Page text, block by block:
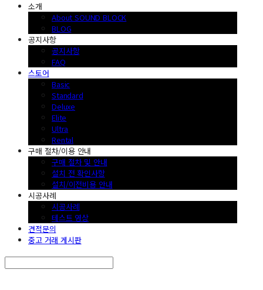
소개
About SOUND BLOCK
BLOG
공지사항
공지사항
FAQ
스토어
Basic
Standard
Deluxe
Elite
Ultra
Rental
구매 절차/이용 안내
구매 절차 및 안내
설치 전 확인사항
설치/이전비용 안내
시공사례
시공사례
테스트 영상
견적문의
중고 거래 게시판